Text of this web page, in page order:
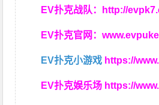
EV扑克战队： http://
EV扑克官网：
EV扑克小游戏 https://
EV扑克娱乐场 https://